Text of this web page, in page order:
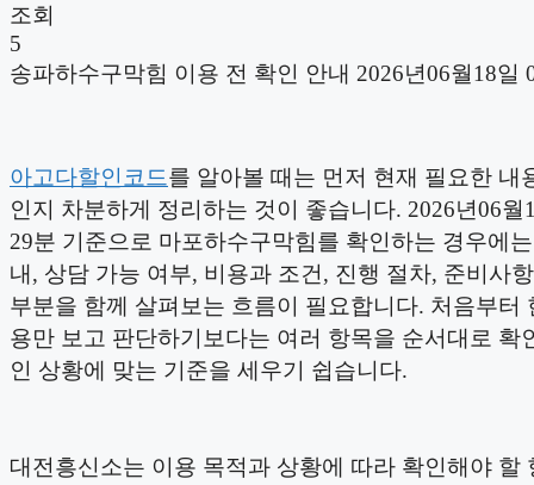
조회
5
송파하수구막힘 이용 전 확인 안내 2026년06월18일
아고다할인코드를 알아볼 때는 먼저 현재 필요한 내
인지 차분하게 정리하는 것이 좋습니다. 2026년06월
29분 기준으로 마포하수구막힘를 확인하는 경우에
내, 상담 가능 여부, 비용과 조건, 진행 절차, 준비사
부분을 함께 살펴보는 흐름이 필요합니다. 처음부터
용만 보고 판단하기보다는 여러 항목을 순서대로 확
인 상황에 맞는 기준을 세우기 쉽습니다.
대전흥신소는 이용 목적과 상황에 따라 확인해야 할